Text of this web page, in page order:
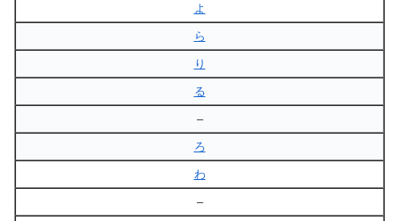
よ
ら
り
る
–
ろ
わ
–